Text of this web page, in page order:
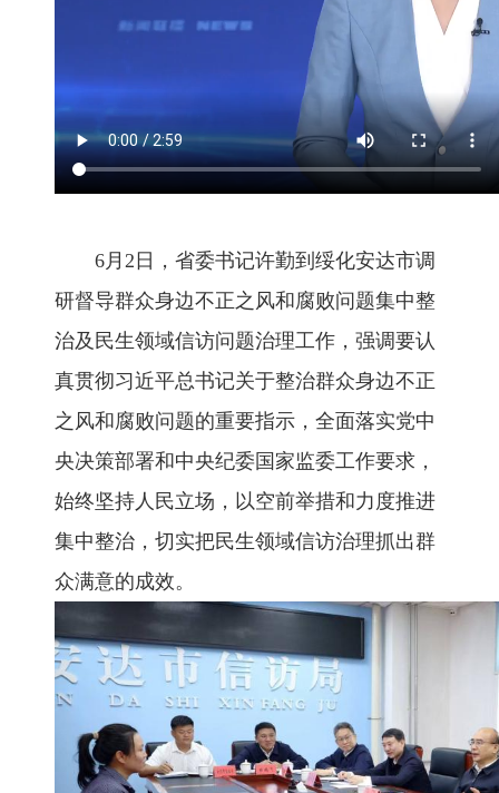
6月2日，省委书记许勤到绥化安达市调
研督导群众身边不正之风和腐败问题集中整
治及民生领域信访问题治理工作，强调要认
真贯彻习近平总书记关于整治群众身边不正
之风和腐败问题的重要指示，全面落实党中
央决策部署和中央纪委国家监委工作要求，
始终坚持人民立场，以空前举措和力度推进
集中整治，切实把民生领域信访治理抓出群
众满意的成效。